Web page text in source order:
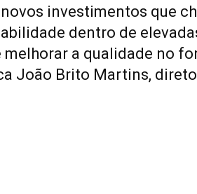
investimentos que
dentro de
melhorar a qualidade no
João Brito Martins,